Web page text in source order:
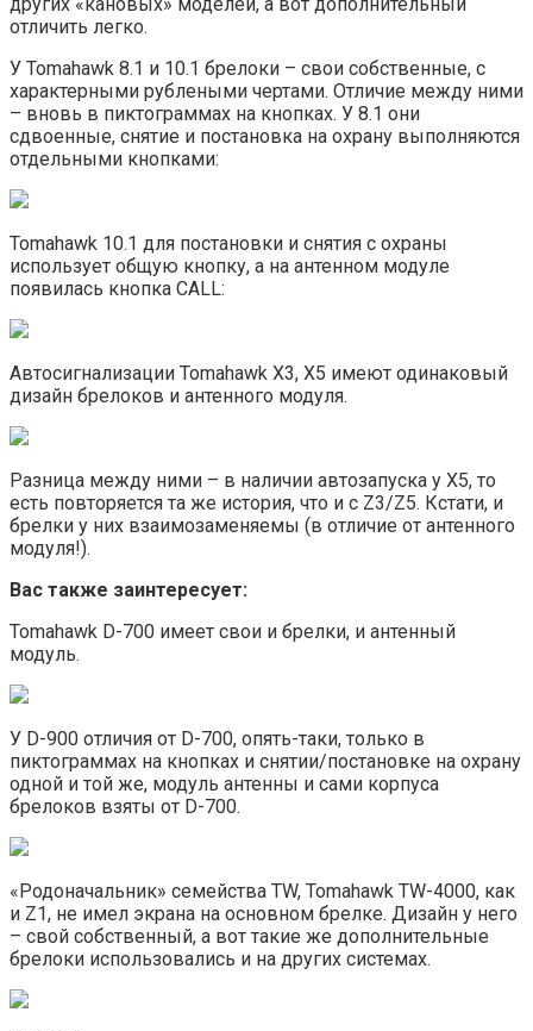
отличить легко.
У Tomahawk 8.1 и 10.1 брелоки – свои собственные, с
характерными рублеными чертами. Отличие между ними
– вновь в пиктограммах на кнопках. У 8.1 они
сдвоенные, снятие и постановка на охрану выполняются
отдельными кнопками:
Tomahawk 10.1 для постановки и снятия с охраны
использует общую кнопку, а на антенном модуле
появилась кнопка CALL:
Автосигнализации Tomahawk X3, X5 имеют одинаковый
дизайн брелоков и антенного модуля.
Разница между ними – в наличии автозапуска у X5, то
есть повторяется та же история, что и с Z3/Z5. Кстати, и
брелки у них взаимозаменяемы (в отличие от антенного
модуля!).
Вас также заинтересует:
Tomahawk D-700 имеет свои и брелки, и антенный
модуль.
У D-900 отличия от D-700, опять-таки, только в
пиктограммах на кнопках и снятии/постановке на охрану
одной и той же, модуль антенны и сами корпуса
брелоков взяты от D-700.
«Родоначальник» семейства TW, Tomahawk TW-4000, как
и Z1, не имел экрана на основном брелке. Дизайн у него
– свой собственный, а вот такие же дополнительные
брелоки использовались и на других системах.